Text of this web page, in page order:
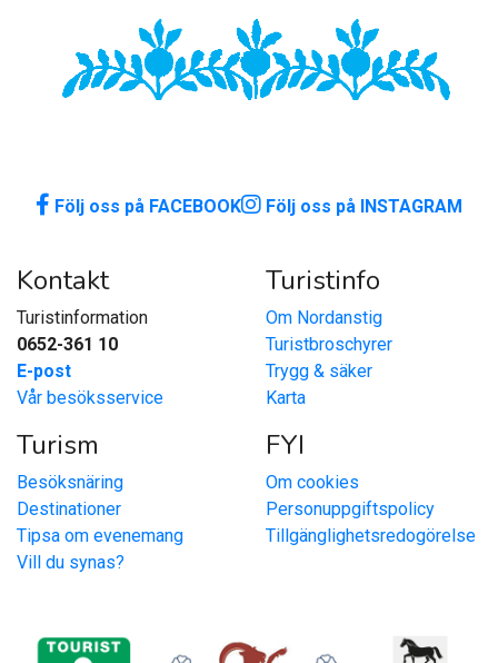
Följ oss på FACEBOOK Följ oss på INSTAGRAM
Kontakt
Turistinformation
0652-361 10
E-post
Vår besöksservice
Turistinfo
Om Nordanstig
Turistbroschyrer
Trygg & säker
Karta
Turism
Besöksnäring
Destinationer
Tipsa om evenemang
Vill du synas?
FYI
Om cookies
Personuppgiftspolicy
Tillgänglighetsredogörelse